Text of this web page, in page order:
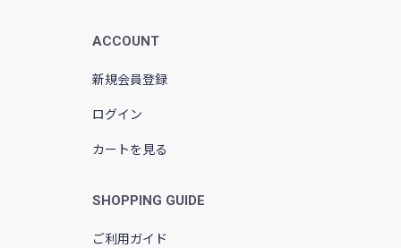
ACCOUNT
新規会員登録
ログイン
カートを見る
SHOPPING GUIDE
ご利用ガイド